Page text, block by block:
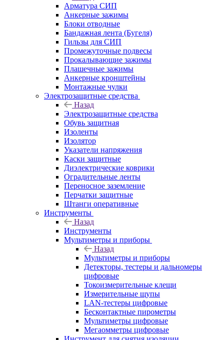
Арматура СИП
Анкерные зажимы
Блоки отводные
Бандажная лента (Бугеля)
Гильзы для СИП
Промежуточные подвесы
Прокалывающие зажимы
Плашечные зажимы
Анкерные кронштейны
Монтажные чулки
Электрозащитные средства
Назад
Электрозащитные средства
Обувь защитная
Изоленты
Изолятор
Указатели напряжения
Каски защитные
Диэлектрические коврики
Оградительные ленты
Переносное заземление
Перчатки защитные
Штанги оперативные
Инструменты
Назад
Инструменты
Мультиметры и приборы
Назад
Мультиметры и приборы
Детекторы, тестеры и дальномеры
цифровые
Токоизмерительные клещи
Измерительные щупы
LAN-тестеры цифровые
Бесконтактные пирометры
Мультиметры цифровые
Мегаомметры цифровые